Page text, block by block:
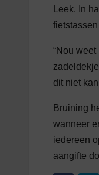
Leek. In
“Nou
dit niet
Bruining
wanneer
iedereen
aangifte